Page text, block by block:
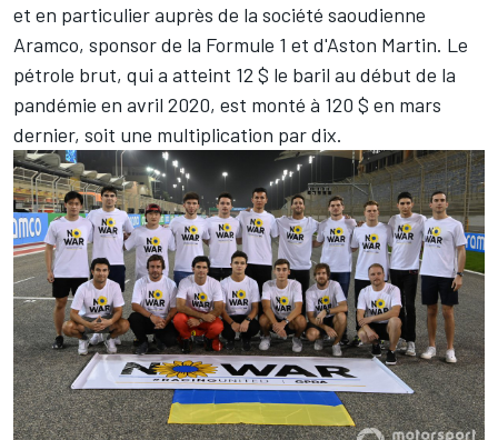
et en particulier auprès de la société saoudienne
Aramco, sponsor de la Formule 1 et d'Aston Martin. Le
pétrole brut, qui a atteint 12 $ le baril au début de la
pandémie en avril 2020, est monté à 120 $ en mars
dernier, soit une multiplication par dix.